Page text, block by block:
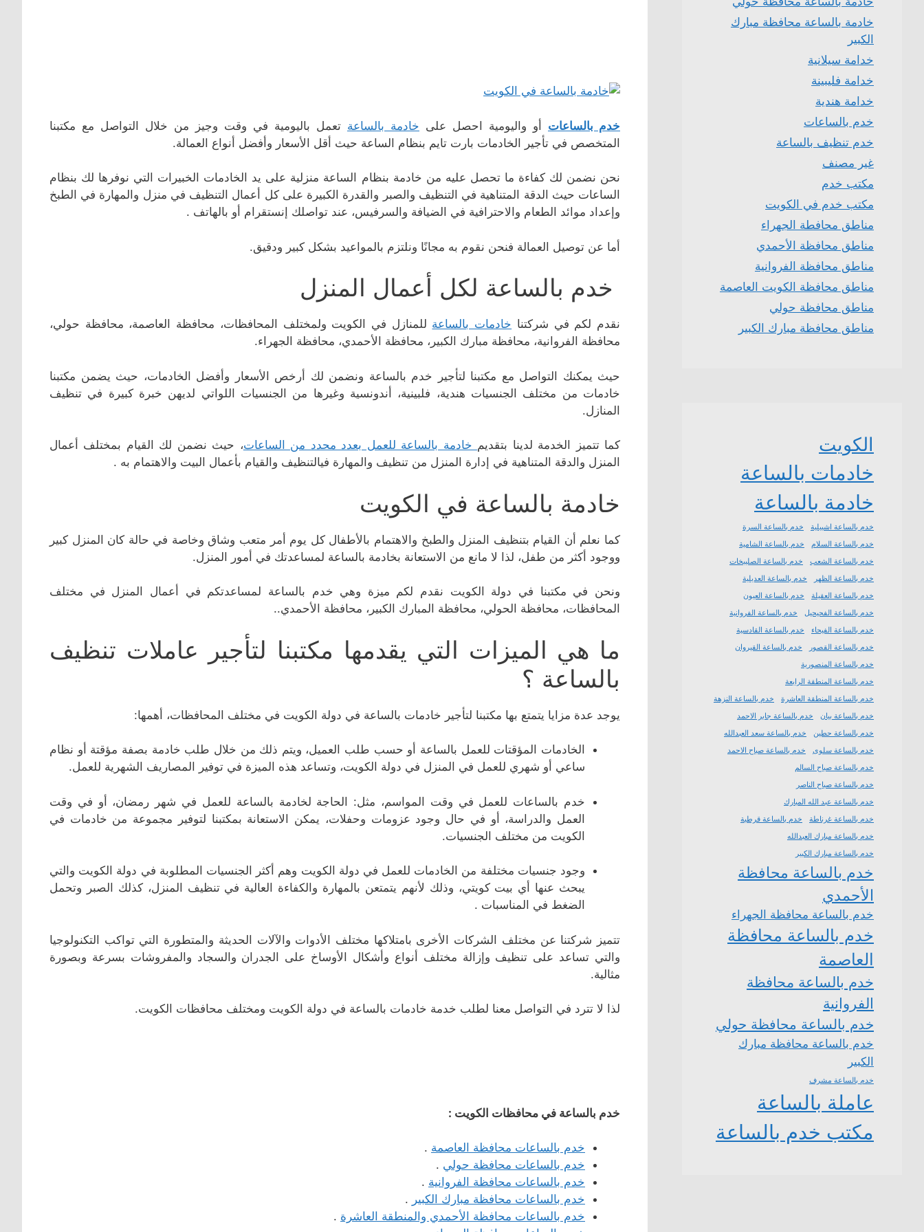
خدم بالساعات أو واليومية احصل على خادمة بالساعة تعمل باليومية في وقت وجيز من خلال التواصل مع مكتبنا
المتخصص في تأجير الخادمات بارت تايم بنظام الساعة حيث أقل الأسعار وأفضل أنواع العمالة.
نحن نضمن لك كفاءة ما تحصل عليه من خادمة بنظام الساعة منزلية على يد الخادمات الخبيرات التي نوفرها لك بنظام
الساعات حيث الدقة المتناهية في التنظيف والصبر والقدرة الكبيرة على كل أعمال التنظيف في منزل والمهارة في الطبخ
وإعداد موائد الطعام والاحترافية في الضيافة والسرفيس، عند تواصلك إنستقرام أو بالهاتف .
أما عن توصيل العمالة فنحن نقوم به مجانًا ونلتزم بالمواعيد بشكل كبير ودقيق.
خدم بالساعة لكل أعمال المنزل
نقدم لكم في شركتنا خادمات بالساعة للمنازل في الكويت ولمختلف المحافظات، محافظة العاصمة، محافظة حولي،
محافظة الفروانية، محافظة مبارك الكبير، محافظة الأحمدي، محافظة الجهراء.
حيث يمكنك التواصل مع مكتبنا لتأجير خدم بالساعة ونضمن لك أرخص الأسعار وأفضل الخادمات، حيث يضمن مكتبنا
خادمات من مختلف الجنسيات هندية، فلبينية، أندونسية وغيرها من الجنسيات اللواتي لديهن خبرة كبيرة في تنظيف
المنازل.
كما تتميز الخدمة لدينا بتقديم خادمة بالساعة للعمل بعدد محدد من الساعات، حيث نضمن لك القيام بمختلف أعمال
المنزل والدقة المتناهية في إدارة المنزل من تنظيف والمهارة فيالتنظيف والقيام بأعمال البيت والاهتمام به .
خادمة بالساعة في الكويت
كما نعلم أن القيام بتنظيف المنزل والطبخ والاهتمام بالأطفال كل يوم أمر متعب وشاق وخاصة في حالة كان المنزل كبير
ووجود أكثر من طفل، لذا لا مانع من الاستعانة بخادمة بالساعة لمساعدتك في أمور المنزل.
ونحن في مكتبنا في دولة الكويت نقدم لكم ميزة وهي خدم بالساعة لمساعدتكم في أعمال المنزل في مختلف
المحافظات، محافظة الحولي، محافظة المبارك الكبير، محافظة الأحمدي..
ما هي الميزات التي يقدمها مكتبنا لتأجير عاملات تنظيف
بالساعة ؟
يوجد عدة مزايا يتمتع بها مكتبنا لتأجير خادمات بالساعة في دولة الكويت في مختلف المحافظات، أهمها:
الخادمات المؤقتات للعمل بالساعة أو حسب طلب العميل، ويتم ذلك من خلال طلب خادمة بصفة مؤقتة أو نظام
ساعي أو شهري للعمل في المنزل في دولة الكويت، وتساعد هذه الميزة في توفير المصاريف الشهرية للعمل.
خدم بالساعات للعمل في وقت المواسم، مثل: الحاجة لخادمة بالساعة للعمل في شهر رمضان، أو في وقت
العمل والدراسة، أو في حال وجود عزومات وحفلات، يمكن الاستعانة بمكتبنا لتوفير مجموعة من خادمات في
الكويت من مختلف الجنسيات.
وجود جنسيات مختلفة من الخادمات للعمل في دولة الكويت وهم أكثر الجنسيات المطلوبة في دولة الكويت والتي
يبحث عنها أي بيت كويتي، وذلك لأنهم يتمتعن بالمهارة والكفاءة العالية في تنظيف المنزل، كذلك الصبر وتحمل
الضغط في المناسبات .
تتميز شركتنا عن مختلف الشركات الأخرى بامتلاكها مختلف الأدوات والآلات الحديثة والمتطورة التي تواكب التكنولوجيا
والتي تساعد على تنظيف وإزالة مختلف أنواع وأشكال الأوساخ على الجدران والسجاد والمفروشات بسرعة وبصورة
مثالية.
لذا لا تترد في التواصل معنا لطلب خدمة خادمات بالساعة في دولة الكويت ومختلف محافظات الكويت.
خدم بالساعة في محافظات الكويت :
خدم بالساعات محافظة العاصمة .
خدم بالساعات محافظة حولي .
خدم بالساعات محافظة الفروانية .
خدم بالساعات محافظة مبارك الكبير .
خدم بالساعات محافظة الأحمدي والمنطقة العاشرة .
خادمة بالساعة محافظة مبارك
الكبير
خدامة سيلانية
خدامة فليبينة
خدامة هندية
خدم بالساعات
خدم تنظيف بالساعة
غير مصنف
مكتب خدم
مكتب خدم في الكويت
مناطق محافطة الجهراء
مناطق محافظة الأحمدي
مناطق محافظة الفروانية
مناطق محافظة الكويت العاصمة
مناطق محافظة حولي
مناطق محافظة مبارك الكبير
الكويت
خادمات بالساعة
خادمة بالساعة
خدم بالساعة اشبيلية
خدم بالساعة السرة
خدم بالساعة السلام
خدم بالساعة الشامية
خدم بالساعة الشعب
خدم بالساعة الصليبخات
خدم بالساعة الظهر
خدم بالساعة العديلية
خدم بالساعة العقيلة
خدم بالساعة العيون
خدم بالساعة الفحيحيل
خدم بالساعة الفروانية
خدم بالساعة الفيحاء
خدم بالساعة القادسية
خدم بالساعة القصور
خدم بالساعة القيروان
خدم بالساعة المنصورية
خدم بالساعة المنطقة الرابعة
خدم بالساعة المنطقة العاشرة
خدم بالساعة النزهة
خدم بالساعة بيان
خدم بالساعة جابر الاحمد
خدم بالساعة حطين
خدم بالساعة سعد العبدالله
خدم بالساعة سلوى
خدم بالساعة صباح الاحمد
خدم بالساعة صباح السالم
خدم بالساعة صباح الناصر
خدم بالساعة عبد الله المبارك
خدم بالساعة غرناطة
خدم بالساعة قرطبة
خدم بالساعة مبارك العبدالله
خدم بالساعة مبارك الكبير
خدم بالساعة محافظة
الأحمدي
خدم بالساعة محافظة الجهراء
خدم بالساعة محافظة
العاصمة
خدم بالساعة محافظة
الفروانية
خدم بالساعة محافظة حولي
خدم بالساعة محافظة مبارك
الكبير
خدم بالساعة مشرف
عاملة بالساعة
مكتب خدم بالساعة